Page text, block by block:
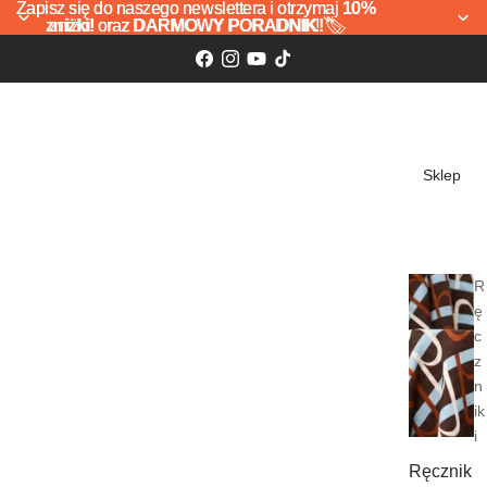
Zapisz się do naszego newslettera i otrzymaj 10%
zniżki! oraz DARMOWY PORADNIK!🏷️
Zapisz się do naszego newslettera i otrzymaj 10%
zniżki! oraz DARMOWY PORADNIK! 🏷️
Sklep
R
ę
c
z
n
ik
i
Ręcznik